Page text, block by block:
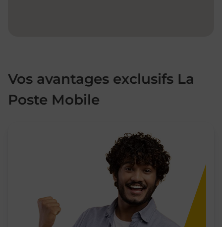
Vos avantages exclusifs La
Poste Mobile